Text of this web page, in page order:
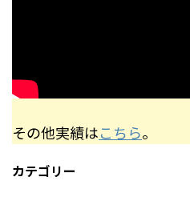
その他実績はこちら。
カテゴリー